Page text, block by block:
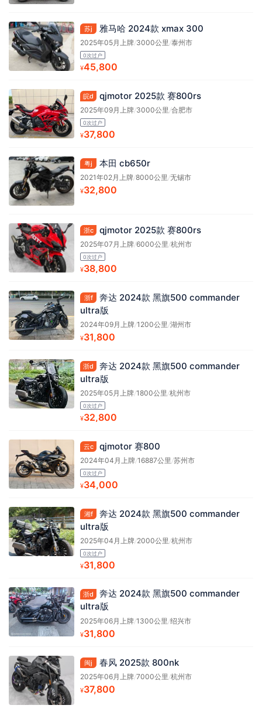
苏j 雅马哈 2024款 xmax 300
2025年05月上牌/3000公里/泰州市
0次过户
¥45,800
皖d qjmotor 2025款 赛800rs
2025年09月上牌/3000公里/合肥市
0次过户
¥37,800
粤j 本田 cb650r
2021年02月上牌/8000公里/无锡市
¥32,800
浙c qjmotor 2025款 赛800rs
2025年07月上牌/6000公里/杭州市
0次过户
¥38,800
浙f
奔达 2024款 黑旗500 commander
ultra版
2024年09月上牌/1200公里/湖州市
¥31,800
浙d
奔达 2024款 黑旗500 commander
ultra版
2025年05月上牌/1800公里/杭州市
0次过户
¥32,800
云c qjmotor 赛800
2024年04月上牌/16887公里 /苏州市
0次过户
¥34,000
湘f
奔达 2024款 黑旗500 commander
ultra版
2025年04月上牌/2000公里 /杭州市
0次过户
¥31,800
浙d
奔达 2024款 黑旗500 commander
ultra版
2025年06月上牌/1300公里 /绍兴市
¥31,800
闽j 春风 2025款 800nk
2025年06月上牌/7000公里 /杭州市
¥37,800